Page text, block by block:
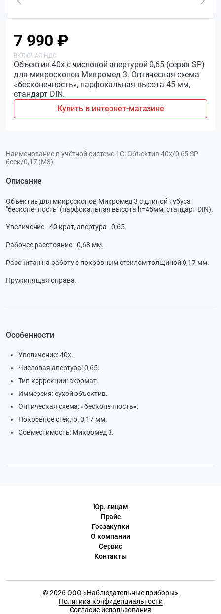
7 990 ₽
Объектив 40х с числовой апертурой 0,65 (серия SP)
для микроскопов Микромед 3. Оптическая схема
«бесконечность», парфокальная высота 45 мм,
стандарт DIN.
Купить в интернет-магазине
Наименование в учётной системе 1С:Объектив 40х/0,65 SP
беск/0,17 (М3)
Описание
Объектив для микроскопов Микромед 3 с длиной тубуса
"бесконечность" (парфокальная высота h=45мм, стандарт DIN).
Увеличение - 40 крат, апертура - 0,65.
Рабочее расстояние - 0,68 мм.
Рассчитан на работу с покровным стеклом толщиной 0,17 мм.
Пружинящая оправа.
Особенности
Увеличение: 40х.
Числовая апертура: 0,65.
Тип коррекции: ахромат.
Иммерсия: сухой объектив.
Оптическая схема: «бесконечность».
Покровное стекло: 0,17 мм.
Совместимость: Микромед 3.
Юр. лицам
Прайс
Госзакупки
О компании
Сервис
Контакты
© 2026 ООО «Наблюдательные приборы»
Политика конфиденциальности
Согласие использования